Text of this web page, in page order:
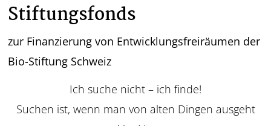
Stiftungsfonds
zur Finanzierung von Entwicklungsfreiräumen der
Bio-Stiftung Schweiz
Ich suche nicht – ich finde!
Suchen ist, wenn man von alten Dingen ausgeht